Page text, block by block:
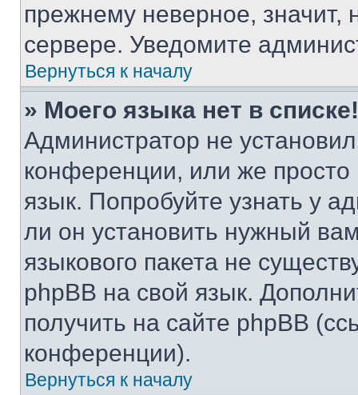
прежнему неверное, значит,
сервере. Уведомите
Вернуться к началу
» Моего языка нет в списке!
Администратор не
конференции, или же
язык. Попробуйте узнать у
ли он установить нужный
языкового пакета не
phpBB на свой язык.
получить на сайте phpBB
конференции).
Вернуться к началу